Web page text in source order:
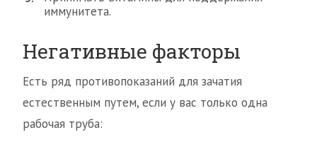
иммунитета.
Негативные факторы
Есть ряд противопоказаний для зачатия
естественным путем, если у вас только одна
рабочая труба: